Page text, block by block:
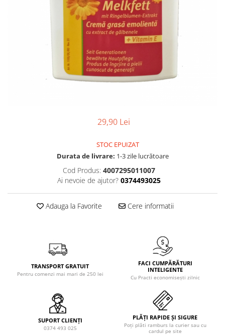
Detergent pardoseala
Echipamente de curăţenie
Folie aluminiu,folie alimentara
Produse de dezinfectare
Sac menajer
Indepartarea parului
Lotiune de corp
Pachete de cadouri
Produse pentru curatarea tenului
Sare de baie
Vata demachianta
29,90 Lei
STOC EPUIZAT
Durata de livrare: 1-3 zile lucrătoare
Cod Produs: 4007295011007
Ai nevoie de ajutor? 0374493025
Adauga la Favorite Cere informatii
TRANSPORT GRATUIT
Pentru comenzi mai mari de 250 lei
FACI CUMPĂRĂTURI
INTELIGENTE
Cu Practi economisești zilnic
SUPORT CLIENȚI
0374 493 025
PLĂȚI RAPIDE ȘI SIGURE
Poți plăti ramburs la curier sau cu
cardul pe site